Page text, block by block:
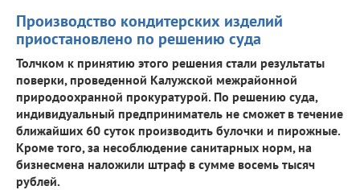
Производство кондитерских изделий
приостановлено по решению суда
Толчком к принятию этого решения стали результаты
поверки, проведенной Калужской межрайонной
природоохранной прокуратурой. По решению суда,
индивидуальный предприниматель не сможет в течение
ближайших 60 суток производить булочки и пирожные.
Кроме того, за несоблюдение санитарных норм, на
бизнесмена наложили штраф в сумме восемь тысяч
рублей.